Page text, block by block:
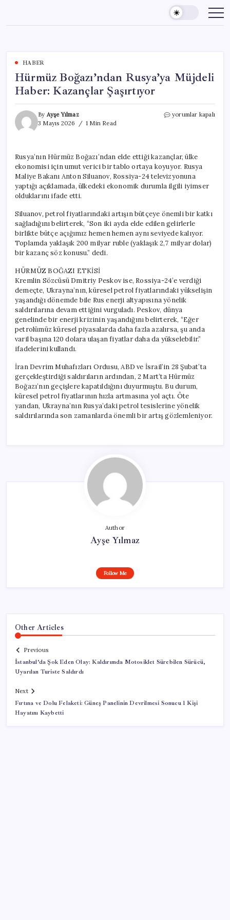
content
HABER
Hürmüz Boğazı’ndan Rusya’ya Müjdeli
Haber: Kazançlar Şaşırtıyor
By Ayşe Yılmaz
3 Mayıs 2026
1 Min Read
Hürmüz
Kazançlar
Şaşırtıyor
için
yorumlar kapalı
Rusya’nın Hürmüz Boğazı’ndan elde ettiği kazançlar, ülke
ekonomisi için umut verici bir tablo ortaya koyuyor. Rusya
Maliye Bakanı Anton Siluanov, Rossiya-24 televizyonuna
yaptığı açıklamada, ülkedeki ekonomik durumla ilgili iyimser
olduklarını ifade etti.
Siluanov, petrol fiyatlarındaki artışın bütçeye önemli bir katkı
sağladığını belirterek, “Son iki ayda elde edilen gelirlerle
birlikte bütçe açığımız hemen hemen aynı seviyede kalıyor.
Toplamda yaklaşık 200 milyar ruble (yaklaşık 2,7 milyar dolar)
bir kazanç söz konusu.” dedi.
HÜRMÜZ BOĞAZI ETKİSİ
Kremlin Sözcüsü Dmitriy Peskov ise, Rossiya-24’e verdiği
demeçte, Ukrayna’nın, küresel petrol fiyatlarındaki yükselişin
yaşandığı dönemde bile Rus enerji altyapısına yönelik
saldırılarına devam ettiğini vurguladı. Peskov, dünya
genelinde bir enerji krizinin yaşandığını belirterek, “Eğer
petrolümüz küresel piyasalarda daha fazla azalırsa, şu anda
varil başına 120 dolara ulaşan fiyatlar daha da yükselebilir.”
ifadelerini kullandı.
İran Devrim Muhafızları Ordusu, ABD ve İsrail’in 28 Şubat’ta
gerçekleştirdiği saldırıların ardından, 2 Mart’ta Hürmüz
Boğazı’nın geçişlere kapatıldığını duyurmuştu. Bu durum,
küresel petrol fiyatlarının hızla artmasına yol açtı. Öte
yandan, Ukrayna’nın Rusya’daki petrol tesislerine yönelik
saldırılarında son zamanlarda önemli bir artış gözlemleniyor.
Author
Ayşe Yılmaz
Follow Me
Other Articles
Previous
İstanbul’da Şok Eden Olay: Kaldırımda Motosiklet Sürebilen Sürücü,
Uyarılan Turiste Saldırdı
Next
Fırtına ve Dolu Felaketi: Güneş Panelinin Devrilmesi Sonucu 1 Kişi
Hayatını Kaybetti